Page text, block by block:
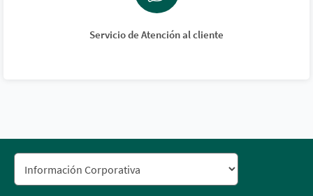
Servicio de Atención al cliente